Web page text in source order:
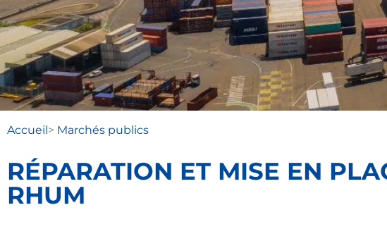
Accueil> Marchés publics
RÉPARATION ET MISE EN
RHUM